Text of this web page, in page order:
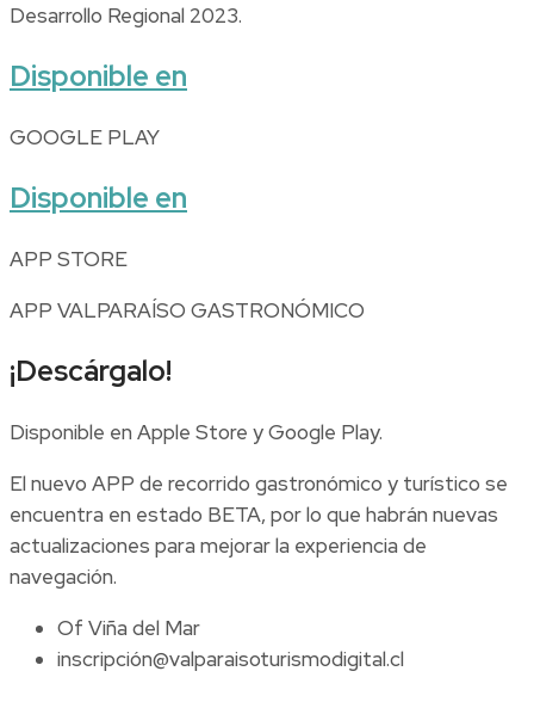
Desarrollo Regional 2023.
Disponible en
GOOGLE PLAY
Disponible en
APP STORE
APP VALPARAÍSO GASTRONÓMICO
¡Descárgalo!
Disponible en Apple Store y Google Play.
El nuevo APP de recorrido gastronómico y turístico se
encuentra en estado BETA, por lo que habrán nuevas
actualizaciones para mejorar la experiencia de
navegación.
Of Viña del Mar
inscripción@valparaisoturismodigital.cl